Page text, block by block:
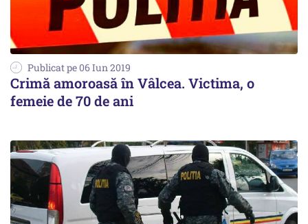
Publicat pe 06 Iun 2019
Crimă amoroasă în Vâlcea. Victima, o
femeie de 70 de ani